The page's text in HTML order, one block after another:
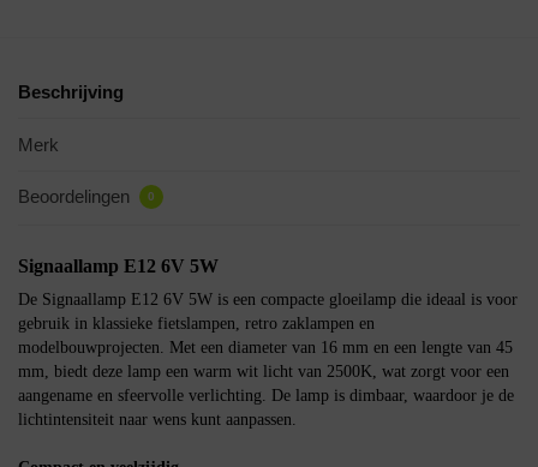
Beschrijving
Merk
Beoordelingen 0
Signaallamp E12 6V 5W
De Signaallamp E12 6V 5W is een compacte gloeilamp die ideaal is voor
gebruik in klassieke fietslampen, retro zaklampen en
modelbouwprojecten. Met een diameter van 16 mm en een lengte van 45
mm, biedt deze lamp een warm wit licht van 2500K, wat zorgt voor een
aangename en sfeervolle verlichting. De lamp is dimbaar, waardoor je de
lichtintensiteit naar wens kunt aanpassen.